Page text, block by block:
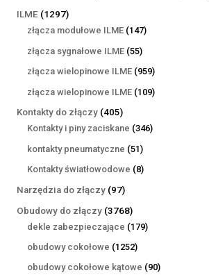
ILME 12971297
produktów
złącza modułowe ILME 147147
złącza sygnałowe ILME 5555
produktów
złącza wielopinowe ILME 959959
produktów
złącza wielopinowe ILME 109109
Kontakty do złączy 405405
produktów
Kontakty i piny zaciskane 346346
kontakty pneumatyczne 5151
produktów
Kontakty światłowodowe 88
Narzędzia do złączy 9797
produktów
Obudowy do złączy 37683768
produktów
dekle zabezpieczające 179179
obudowy cokołowe 12521252
produkty
obudowy cokołowe kątowe 9090